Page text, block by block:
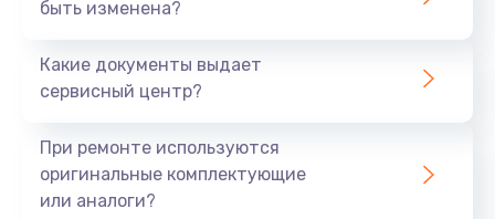
быть изменена?
Какие документы выдает
сервисный центр?
При ремонте используются
оригинальные комплектующие
или аналоги?